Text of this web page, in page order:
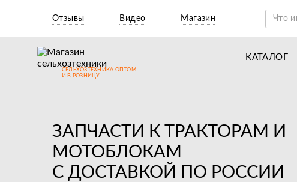
Отзывы Видео Магазин
СЕЛЬХОЗТЕХНИКА ОПТОМ
И В РОЗНИЦУ
КАТАЛОГ
ЗАПЧАСТИ К ТРАКТОРАМ И
МОТОБЛОКАМ
С ДОСТАВКОЙ ПО РОССИИ